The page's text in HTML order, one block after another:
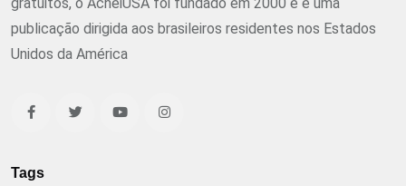
publicação dirigida aos brasileiros residentes nos Estados
Unidos da América
Tags